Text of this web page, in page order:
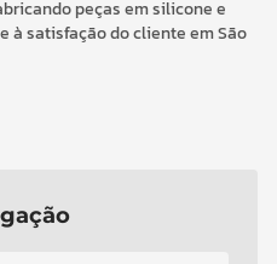
peças em silicone e
à satisfação do cliente em São